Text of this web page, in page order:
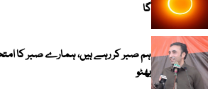
گا
ہم صبر کر رہے ہیں، ہمارے صبر کا
بھٹو